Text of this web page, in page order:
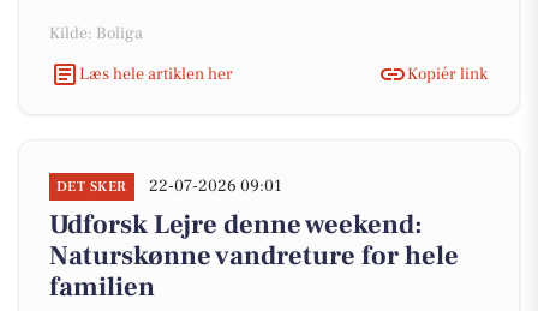
Kilde: Boliga
Læs hele artiklen her
Kopiér link
DET SKER 22-07-2026 09:01
Udforsk Lejre denne weekend:
Naturskønne vandreture for hele
familien